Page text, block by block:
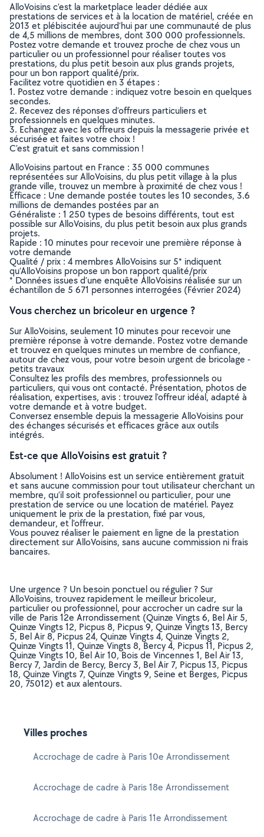
AlloVoisins c’est la marketplace leader dédiée aux
prestations de services et à la location de matériel, créée en
2013 et plébiscitée aujourd’hui par une communauté de plus
de 4,5 millions de membres, dont 300 000 professionnels.
Postez votre demande et trouvez proche de chez vous un
particulier ou un professionnel pour réaliser toutes vos
prestations, du plus petit besoin aux plus grands projets,
pour un bon rapport qualité/prix.
Facilitez votre quotidien en 3 étapes :
1. Postez votre demande : indiquez votre besoin en quelques
secondes.
2. Recevez des réponses d’offreurs particuliers et
professionnels en quelques minutes.
3. Echangez avec les offreurs depuis la messagerie privée et
sécurisée et faites votre choix !
C’est gratuit et sans commission !
AlloVoisins partout en France : 35 000 communes
représentées sur AlloVoisins, du plus petit village à la plus
grande ville, trouvez un membre à proximité de chez vous !
Efficace : Une demande postée toutes les 10 secondes, 3.6
millions de demandes postées par an
Généraliste : 1 250 types de besoins différents, tout est
possible sur AlloVoisins, du plus petit besoin aux plus grands
projets.
Rapide : 10 minutes pour recevoir une première réponse à
votre demande
Qualité / prix : 4 membres AlloVoisins sur 5* indiquent
qu’AlloVoisins propose un bon rapport qualité/prix
* Données issues d’une enquête AlloVoisins réalisée sur un
échantillon de 5 671 personnes interrogées (Février 2024)
Vous cherchez un bricoleur en urgence ?
Sur AlloVoisins, seulement 10 minutes pour recevoir une
première réponse à votre demande. Postez votre demande
et trouvez en quelques minutes un membre de confiance,
autour de chez vous, pour votre besoin urgent de bricolage -
petits travaux
Consultez les profils des membres, professionnels ou
particuliers, qui vous ont contacté. Présentation, photos de
réalisation, expertises, avis : trouvez l'offreur idéal, adapté à
votre demande et à votre budget.
Conversez ensemble depuis la messagerie AlloVoisins pour
des échanges sécurisés et efficaces grâce aux outils
intégrés.
Est-ce que AlloVoisins est gratuit ?
Absolument ! AlloVoisins est un service entièrement gratuit
et sans aucune commission pour tout utilisateur cherchant un
membre, qu’il soit professionnel ou particulier, pour une
prestation de service ou une location de matériel. Payez
uniquement le prix de la prestation, fixé par vous,
demandeur, et l’offreur.
Vous pouvez réaliser le paiement en ligne de la prestation
directement sur AlloVoisins, sans aucune commission ni frais
bancaires.
Une urgence ? Un besoin ponctuel ou régulier ? Sur
AlloVoisins, trouvez rapidement le meilleur bricoleur,
particulier ou professionnel, pour accrocher un cadre sur la
ville de Paris 12e Arrondissement (Quinze Vingts 6, Bel Air 5,
Quinze Vingts 12, Picpus 8, Picpus 9, Quinze Vingts 13, Bercy
5, Bel Air 8, Picpus 24, Quinze Vingts 4, Quinze Vingts 2,
Quinze Vingts 11, Quinze Vingts 8, Bercy 4, Picpus 11, Picpus 2,
Quinze Vingts 10, Bel Air 10, Bois de Vincennes 1, Bel Air 13,
Bercy 7, Jardin de Bercy, Bercy 3, Bel Air 7, Picpus 13, Picpus
18, Quinze Vingts 7, Quinze Vingts 9, Seine et Berges, Picpus
20, 75012) et aux alentours.
Villes proches
Accrochage de cadre à Paris 10e Arrondissement
Accrochage de cadre à Paris 18e Arrondissement
Accrochage de cadre à Paris 11e Arrondissement